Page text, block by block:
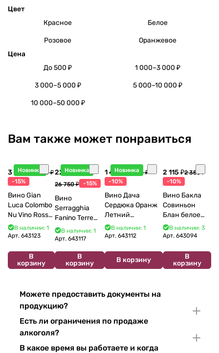
Цвет
Красное
Белое
Розовое
Оранжевое
Цена
До 500 ₽
1 000–3 000 ₽
3 000–5 000 ₽ 5 000–10 000 ₽
10 000–50 000 ₽
Вам также может понравиться
Новинка
3 998 ₽4 704 ₽
-15%
Вино Gian
Luca Colombo
Nu Vino Rosso
2025 750 мл
В наличии: 1
Арт. 643123
В
корзину
Новинка
22 738 ₽
26 750 ₽ -15%
Вино
Serragghia
Fanino Terre
Siciliane IGP
2022 750 мл
В наличии: 1
Арт.643117
В
корзину
Новинка
1 440 ₽1 600 ₽
-10%
Вино Дача
Сердюка Оранж
Летний
Сибирьковый
2024 750 мл
В наличии: 1
Арт. 643112
В корзину
2 115 ₽2 350 ₽
-10%
Вино Бакла
Совиньон
Блан белое
сухое 750 мл
12%
В наличии: 3
Арт.643094
В
корзину
Можете предоставить документы на
продукцию?
Есть ли ограничения по продаже
алкоголя?
В какое время вы работаете и когда